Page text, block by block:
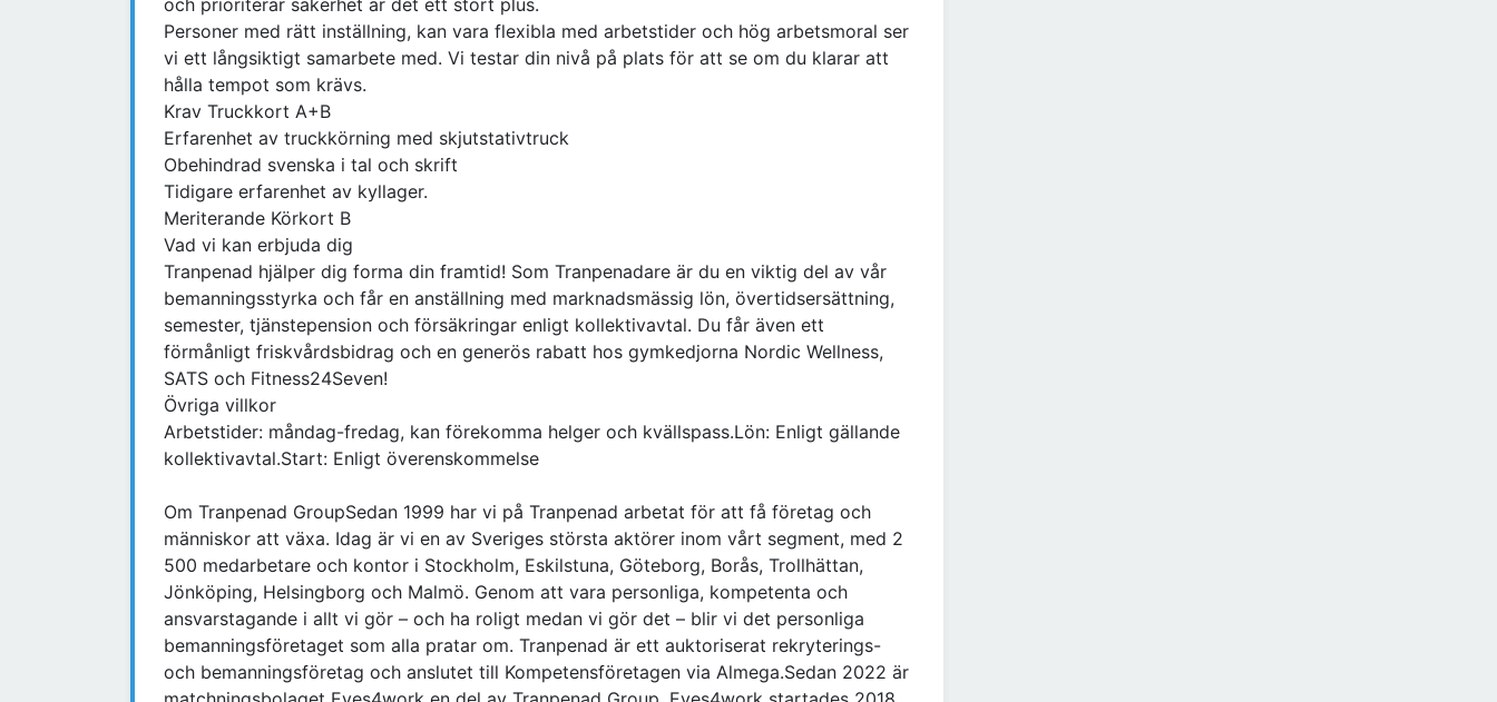
och prioriterar säkerhet är det ett stort plus.
Personer med rätt inställning, kan vara flexibla med arbetstider och hög arbetsmoral ser
vi ett långsiktigt samarbete med. Vi testar din nivå på plats för att se om du klarar att
hålla tempot som krävs.
Krav Truckkort A+B
Erfarenhet av truckkörning med skjutstativtruck
Obehindrad svenska i tal och skrift
Tidigare erfarenhet av kyllager.
Meriterande Körkort B
Vad vi kan erbjuda dig
Tranpenad hjälper dig forma din framtid! Som Tranpenadare är du en viktig del av vår
bemanningsstyrka och får en anställning med marknadsmässig lön, övertidsersättning,
semester, tjänstepension och försäkringar enligt kollektivavtal. Du får även ett
förmånligt friskvårdsbidrag och en generös rabatt hos gymkedjorna Nordic Wellness,
SATS och Fitness24Seven!
Övriga villkor
Arbetstider: måndag-fredag, kan förekomma helger och kvällspass.Lön: Enligt gällande
kollektivavtal.Start: Enligt överenskommelse
Om Tranpenad GroupSedan 1999 har vi på Tranpenad arbetat för att få företag och
människor att växa. Idag är vi en av Sveriges största aktörer inom vårt segment, med 2
500 medarbetare och kontor i Stockholm, Eskilstuna, Göteborg, Borås, Trollhättan,
Jönköping, Helsingborg och Malmö. Genom att vara personliga, kompetenta och
ansvarstagande i allt vi gör – och ha roligt medan vi gör det – blir vi det personliga
bemanningsföretaget som alla pratar om. Tranpenad är ett auktoriserat rekryterings-
och bemanningsföretag och anslutet till Kompetensföretagen via Almega.Sedan 2022 är